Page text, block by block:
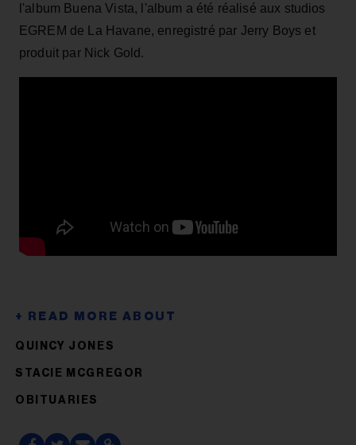
l'album Buena Vista, l'album a été réalisé aux studios
EGREM de La Havane, enregistré par Jerry Boys et
produit par Nick Gold.
QUINCY JONES
STACIE MCGREGOR
OBITUARIES